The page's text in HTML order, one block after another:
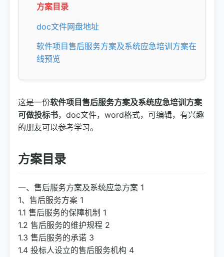
方案目录
doc文件网盘地址
软件项目售后服务方案及系统应急培训方案在
线预览
这是一份软件项目售后服务方案及系统应急培训方案
可做投标书，doc文件，word格式，可编辑，有兴趣
的朋友可以参考学习。
方案目录
一、售后服务方案及系统应急方案 1
1、售后服务方案 1
1.1 售后服务的保障机制 1
1.2 售后服务的维护规程 2
1.3 售后服务的承诺 3
1.4 投标人设立的售后服务机构 4